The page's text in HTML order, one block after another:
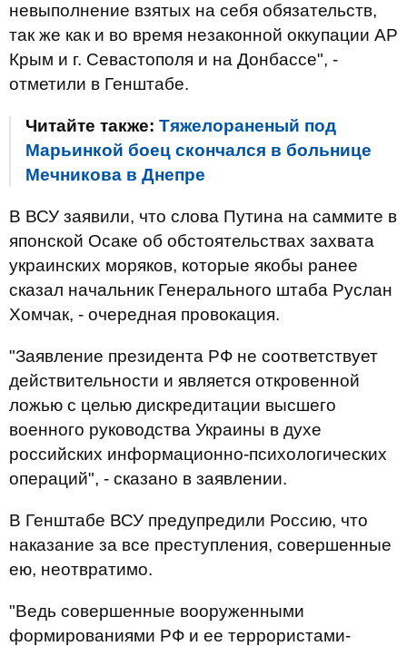
невыполнение взятых на себя обязательств,
так же как и во время незаконной оккупации АР
Крым и г. Севастополя и на Донбассе", -
отметили в Генштабе.
Читайте также: Тяжелораненый под
Марьинкой боец скончался в больнице
Мечникова в Днепре
В ВСУ заявили, что слова Путина на саммите в
японской Осаке об обстоятельствах захвата
украинских моряков, которые якобы ранее
сказал начальник Генерального штаба Руслан
Хомчак, - очередная провокация.
"Заявление президента РФ не соответствует
действительности и является откровенной
ложью с целью дискредитации высшего
военного руководства Украины в духе
российских информационно-психологических
операций", - сказано в заявлении.
В Генштабе ВСУ предупредили Россию, что
наказание за все преступления, совершенные
ею, неотвратимо.
"Ведь совершенные вооруженными
формированиями РФ и ее террористами-